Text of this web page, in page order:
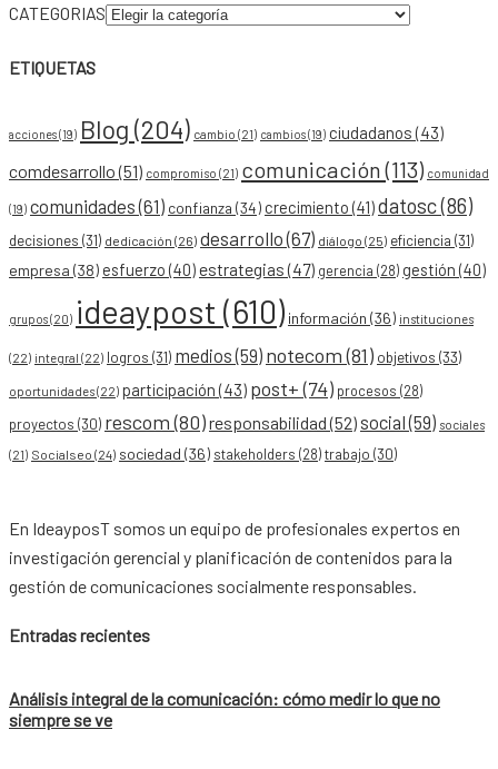
CATEGORIAS
ETIQUETAS
acciones(19) Blog (204) cambio (21) cambios(19) ciudadanos (43)
comdesarrollo(51) compromiso (21) comunicación(113) comunidad
(19) comunidades(61) confianza (34) crecimiento (41)datosc(86)
decisiones (31) dedicación (26) desarrollo(67) diálogo (25) eficiencia (31)
empresa (38) esfuerzo (40)estrategias(47) gerencia (28) gestión (40)
grupos(20) ideaypost (610) información (36) instituciones
(22) integral (22) logros (31) medios(59) notecom(81) objetivos (33)
oportunidades(22) participación (43) post+(74) procesos (28)
proyectos (30) rescom(80)responsabilidad(52)social(59) sociales
(21) Socialseo (24) sociedad (36) stakeholders (28)trabajo (30)
En IdeayposT somos un equipo de profesionales expertos en
investigación gerencial y planificación de contenidos para la
gestión de comunicaciones socialmente responsables.
Entradas recientes
Análisis integral de la comunicación: cómo medir lo que no
siempre se ve